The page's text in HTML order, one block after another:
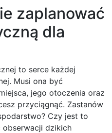
zaplanować
dla
to serce każdej
Musi ona być
jego otoczenia oraz
przyciągnąć. Zastanów
Czy jest to
obserwacji dzikich